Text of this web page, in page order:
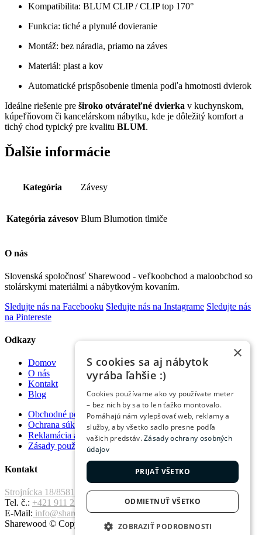
Kompatibilita: BLUM CLIP / CLIP top 170°
Funkcia: tiché a plynulé dovieranie
Montáž: bez náradia, priamo na záves
Materiál: plast a kov
Automatické prispôsobenie tlmenia podľa hmotnosti dvierok
Ideálne riešenie pre široko otvárateľné dvierka v kuchynskom,
kúpeľňovom či kancelárskom nábytku, kde je dôležitý komfort a
tichý chod typický pre kvalitu BLUM.
Ďalšie informácie
Kategória Závesy
Kategória závesov Blum Blumotion tlmiče
O nás
Slovenská spoločnosť Sharewood - veľkoobchod a maloobchod so
stolárskymi materiálmi a nábytkovým kovaním.
Sledujte nás na Facebooku Sledujte nás na Instagrame Sledujte nás
na Pintereste
Odkazy
Domov
O nás
Kontakt
Blog
Obchodné podmienky
Ochrana súkromia
Reklamácia a vrátenie tovaru
Zásady používania súborov cookie
Kontakt
Strojnícka 18/8581 Prešov, 080 01
Tel. č.: +421 911 221 411
E-Mail: info@sharewood.com
Sharewood © Copyright 2026. All Rights Reserved.
×
S cookies sa aj nábytok
vyrába ľahšie :)
Cookies používame ako vy používate meter
– bez nich by sa to len ťažko montovalo.
Pomáhajú nám vylepšovať web, reklamy a
služby, aby všetko sadlo presne podľa
vašich predstáv.Zásady ochrany osobných
údajov
PRIJAŤ VŠETKO
ODMIETNUŤ VŠETKO
ZOBRAZIŤ PODROBNOSTI